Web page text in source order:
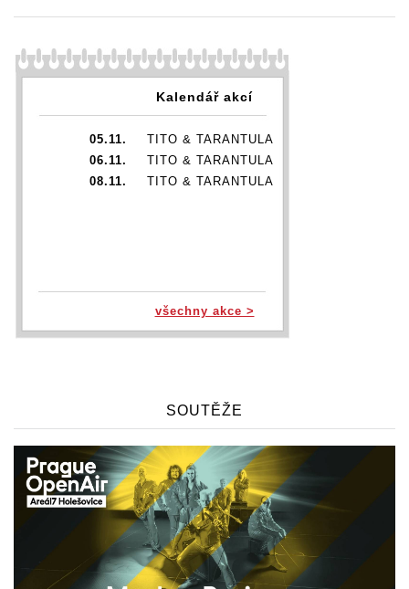
Kalendář akcí
05.11.
TITO & TARANTULA
06.11.
TITO & TARANTULA
08.11.
TITO & TARANTULA
všechny akce >
SOUTĚŽE